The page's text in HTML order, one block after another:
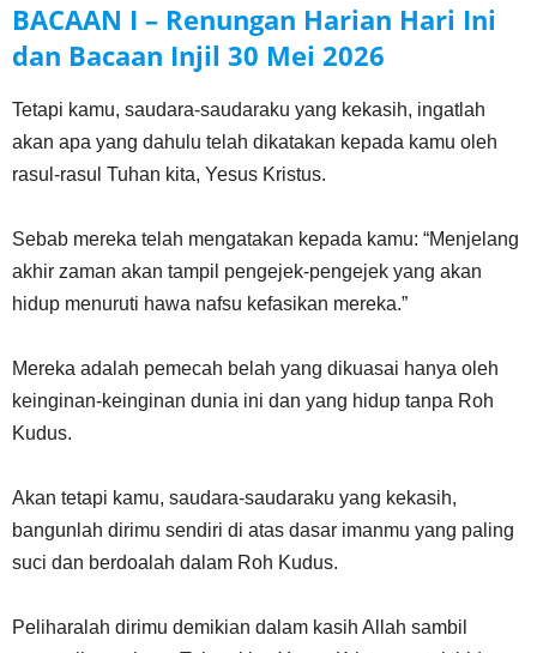
BACAAN I – Renungan Harian Hari Ini
dan Bacaan Injil 30 Mei 2026
Tetapi kamu, saudara-saudaraku yang kekasih, ingatlah
akan apa yang dahulu telah dikatakan kepada kamu oleh
rasul-rasul Tuhan kita, Yesus Kristus.
Sebab mereka telah mengatakan kepada kamu: “Menjelang
akhir zaman akan tampil pengejek-pengejek yang akan
hidup menuruti hawa nafsu kefasikan mereka.”
Mereka adalah pemecah belah yang dikuasai hanya oleh
keinginan-keinginan dunia ini dan yang hidup tanpa Roh
Kudus.
Akan tetapi kamu, saudara-saudaraku yang kekasih,
bangunlah dirimu sendiri di atas dasar imanmu yang paling
suci dan berdoalah dalam Roh Kudus.
Peliharalah dirimu demikian dalam kasih Allah sambil